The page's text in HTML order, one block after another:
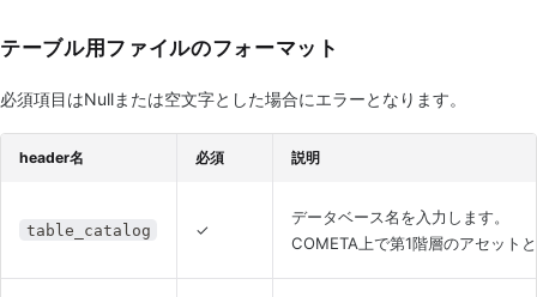
テーブル用ファイルのフォーマット
必須項目はNullまたは空文字とした場合にエラーとなります。
header名 必須 説明
table_catalog ✓
データベース名を入力します。
COMETA上で第1階層のアセット